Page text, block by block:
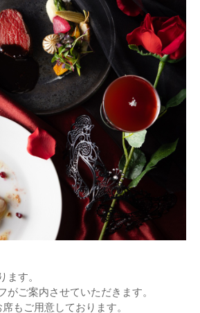
す。
ご案内させていただきます。
もご用意しております。